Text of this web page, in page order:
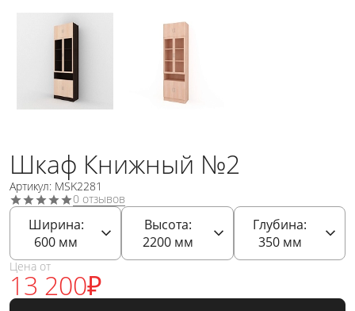
Шкаф Книжный №2
Артикул: MSK2281
0 отзывов
Ширина:
600 мм
Высота:
2200мм
Глубина:
350мм
Цена от
13 200₽